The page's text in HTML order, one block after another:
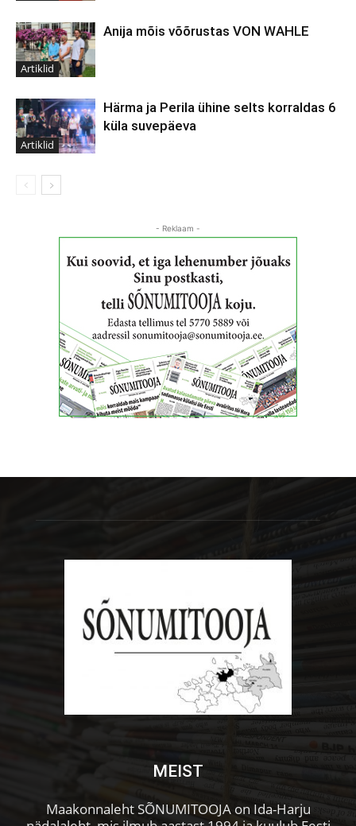
Artiklid
Anija mõis võõrustas VON WAHLE
Artiklid
Härma ja Perila ühine selts korraldas 6
küla suvepäeva
- Reklaam -
MEIST
Maakonnaleht SÕNUMITOOJA on Ida-Harju